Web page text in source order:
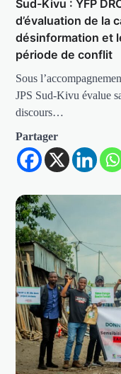
Sud-Kivu : YFP
d’évaluation de la
désinformation et
période de conflit
Sous
JPS Sud-Kivu évalue
discours…
Partager